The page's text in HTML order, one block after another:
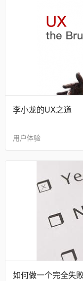
李小龙的UX之道
用户体验
如何做一个完全失